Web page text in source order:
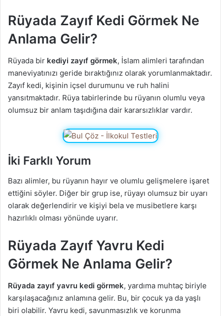
Rüyada Zayıf Kedi Görmek Ne
Anlama Gelir?
Rüyada bir kediyi zayıf görmek, İslam alimleri tarafından
maneviyatınızı geride bıraktığınız olarak yorumlanmaktadır.
Zayıf kedi, kişinin içsel durumunu ve ruh halini
yansıtmaktadır. Rüya tabirlerinde bu rüyanın olumlu veya
olumsuz bir anlam taşıdığına dair kararsızlıklar vardır.
İki Farklı Yorum
Bazı alimler, bu rüyanın hayır ve olumlu gelişmelere işaret
ettiğini söyler. Diğer bir grup ise, rüyayı olumsuz bir uyarı
olarak değerlendirir ve kişiyi bela ve musibetlere karşı
hazırlıklı olması yönünde uyarır.
Rüyada Zayıf Yavru Kedi
Görmek Ne Anlama Gelir?
Rüyada zayıf yavru kedi görmek, yardıma muhtaç biriyle
karşılaşacağınız anlamına gelir. Bu, bir çocuk ya da yaşlı
biri olabilir. Yavru kedi, savunmasızlık ve korunma